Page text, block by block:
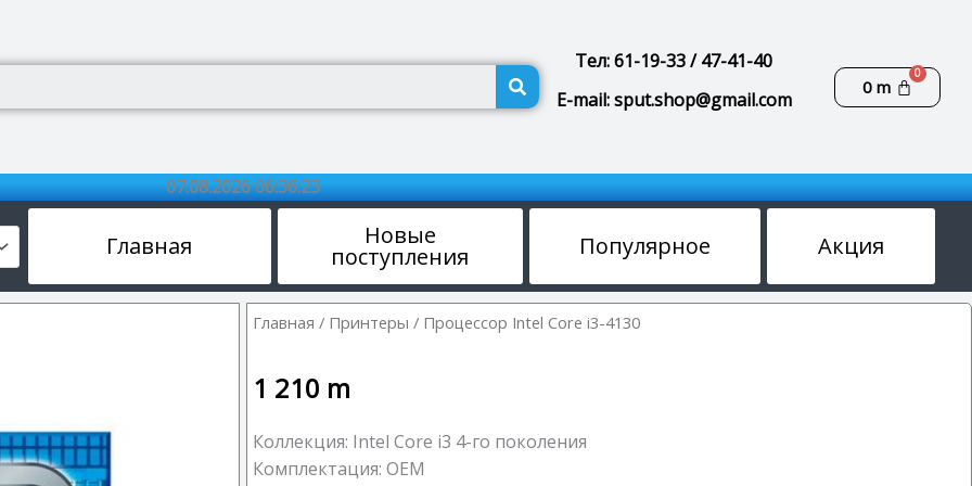
Поиск Тел: 61-19-33 / 47-41-40
E-mail: sput.shop@gmail.com
0m
07.08.2026 06:36:24
Главная Новые
поступления Популярное Акция
Главная / Принтеры / Процессор Intel Core i3-4130
1 210 m
Коллекция: Intel Core i3 4-го поколения
Комплектация: OEM